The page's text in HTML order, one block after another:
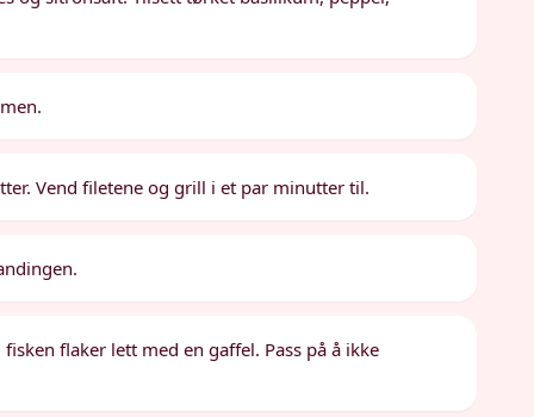
Vend filetene og grill i et par minutter til.
flaker lett med en gaffel. Pass på å ikke